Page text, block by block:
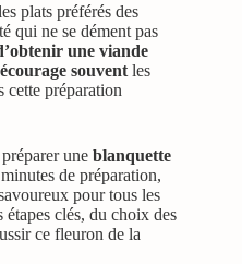
plats préférés des
qui ne se dément pas
une viande
souvent les
cette préparation
une blanquette
de préparation,
pour tous les
étapes clés, du choix des
ce fleuron de la